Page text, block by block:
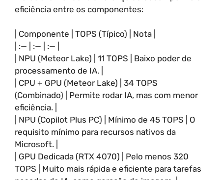
eficiência entre os componentes:
| Componente | TOPS (Típico) | Nota |
| :— | :— | :— |
| NPU (Meteor Lake) | 11 TOPS | Baixo poder de
processamento de IA. |
| CPU + GPU (Meteor Lake) | 34 TOPS
(Combinado) | Permite rodar IA, mas com menor
eficiência. |
| NPU (Copilot Plus PC) | Mínimo de 45 TOPS | O
requisito mínimo para recursos nativos da
Microsoft. |
| GPU Dedicada (RTX 4070) | Pelo menos 320
TOPS | Muito mais rápida e eficiente para tarefas